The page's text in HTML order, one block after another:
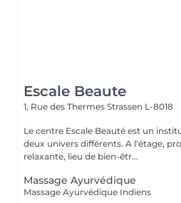
Escale Beaute
1, Rue des Thermes Strassen L-8018
Le centre Escale Beauté est un
deux univers différents. A l'étage, profitez d'une atmosphère
relaxante, lieu de bien-êtr...
Massage Ayurvédique
Massage Ayurvédique Indiens